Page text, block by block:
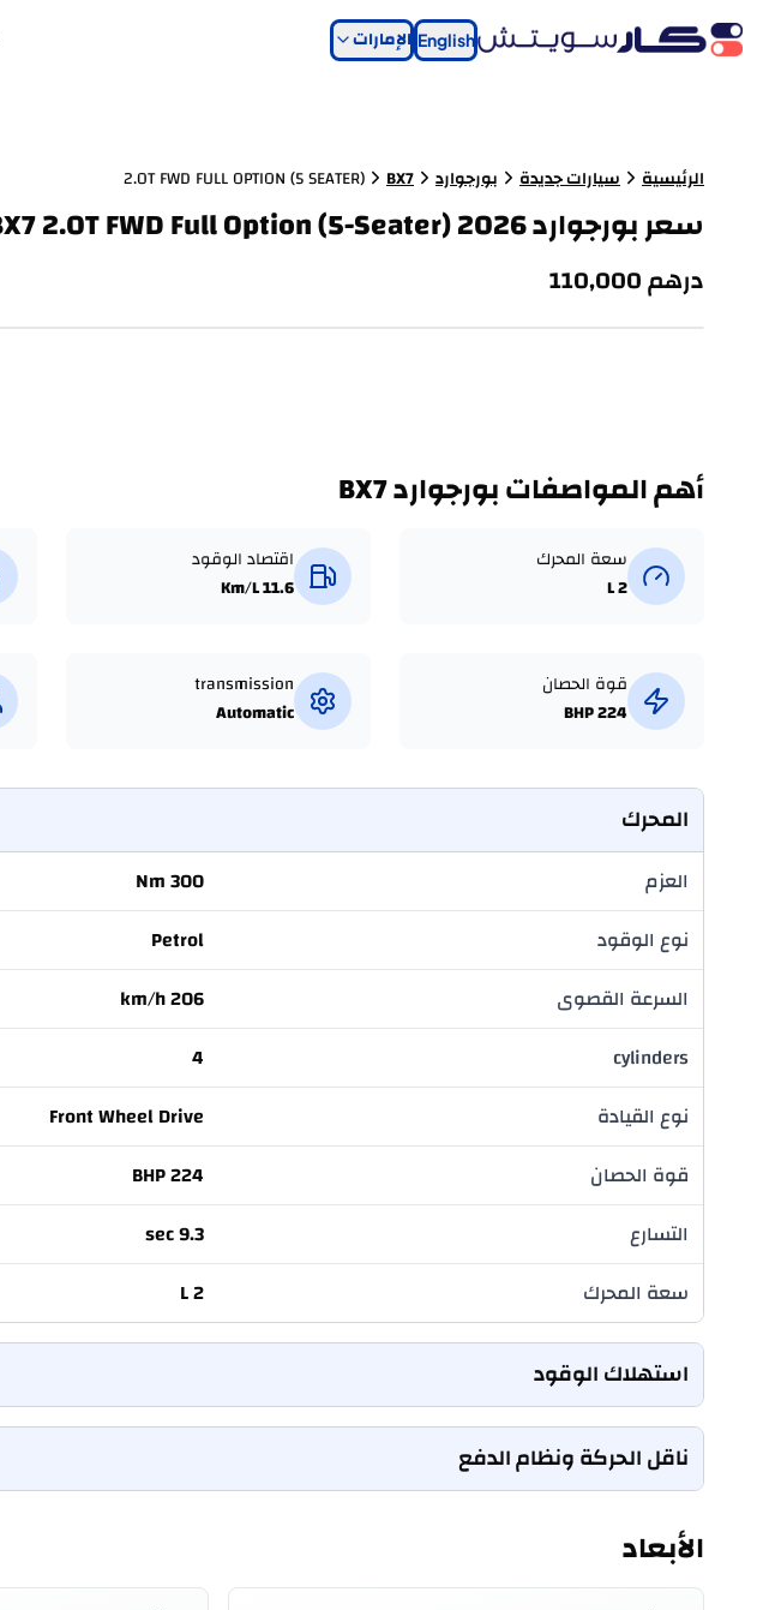
English الإمارات
الرئيسية سيارات جديدة بورجوارد BX7
2.0T FWD FULL OPTION (5 SEATER)
سعر بورجوارد BX7 2.0T FWD Full Option (5-Seater) 2026 في الإمارات
درهم110,000
أهم المواصفات بورجوارد BX7
سعة المحرك
2 L
اقتصاد الوقود
11.6 Km/L
قوة الحصان
224 BHP
transmission
Automatic
المحرك
العزم
300 Nm
نوع الوقود
Petrol
السرعة القصوى
206 km/h
cylinders
4
نوع القيادة
Front Wheel Drive
قوة الحصان
224 BHP
التسارع
9.3 sec
سعة المحرك
2 L
استهلاك الوقود
سعة خزان الوقود 60 L
ناقل الحركة ونظام الدفع
الأبعاد